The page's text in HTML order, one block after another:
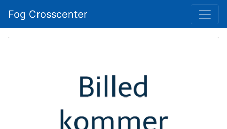
Fog Crosscenter